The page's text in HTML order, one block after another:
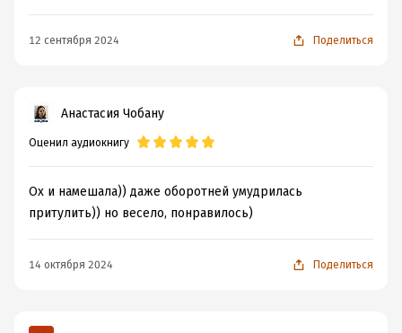
12 сентября 2024 Поделиться
Анастасия Чобану
Оценил аудиокнигу
Ох и намешала)) даже оборотней умудрилась
притулить)) но весело, понравилось)
14 октября 2024 Поделиться